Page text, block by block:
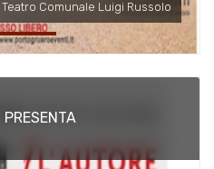
Comunale Luigi Russolo
PRESENTA